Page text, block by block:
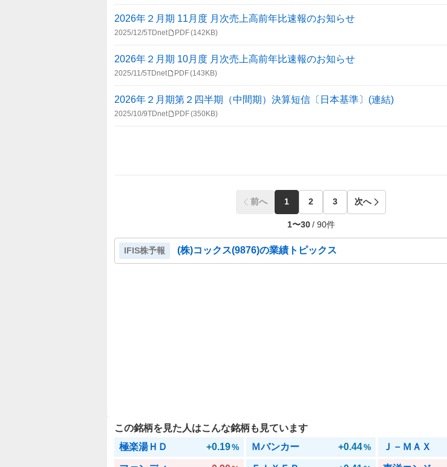
2026年２月期 11月度 月次売上高前年比速報のお知らせ
2025/12/5TDnet PDF(142KB)
2026年２月期 10月度 月次売上高前年比速報のお知らせ
2025/11/5TDnet PDF(143KB)
2026年２月期第２四半期（中間期）決算短信〔日本基準〕(連結)
2025/10/9TDnet PDF(350KB)
前へ 1 2 3 次へ
1〜30 / 90件
IFIS株予報 (株)コックス(9876)の業績トピックス
この銘柄を見た人はこんな銘柄も見ています
極楽湯ＨＤ
+0.19% Ｍバンカー +0.44% Ｊ－ＭＡＸ